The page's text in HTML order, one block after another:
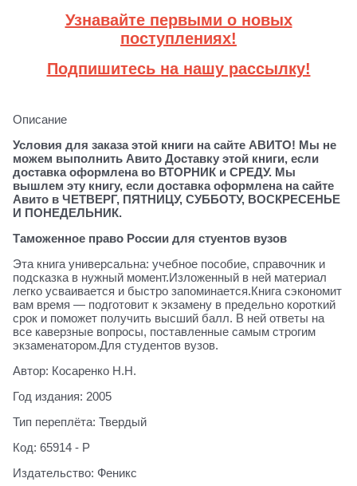
Узнавайте первыми о новых
поступлениях!
Подпишитесь на нашу рассылку!
Описание
Условия для заказа этой книги на сайте АВИТО! Мы не
можем выполнить Авито Доставку этой книги, если
доставка оформлена во ВТОРНИК и СРЕДУ. Мы
вышлем эту книгу, если доставка оформлена на сайте
Авито в ЧЕТВЕРГ, ПЯТНИЦУ, СУББОТУ, ВОСКРЕСЕНЬЕ
И ПОНЕДЕЛЬНИК.
Таможенное право России для стуентов вузов
Эта книга универсальна: учебное пособие, справочник и
подсказка в нужный момент.Изложенный в ней материал
легко усваивается и быстро запоминается.Книга сэкономит
вам время — подготовит к экзамену в предельно короткий
срок и поможет получить высший балл. В ней ответы на
все каверзные вопросы, поставленные самым строгим
экзаменатором.Для студентов вузов.
Автор: Косаренко Н.Н.
Год издания: 2005
Тип переплёта: Твердый
Код: 65914 - Р
Издательство: Феникс